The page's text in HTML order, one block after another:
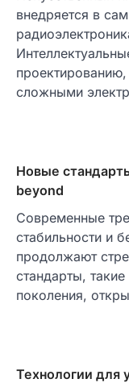
внедряется в
сложными
Новые
beyond
Современные
стабильности и
продолжают
стандарты,
поколения,
Технологии для